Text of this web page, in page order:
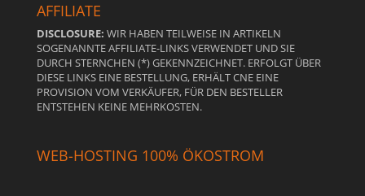
AFFILIATE
DISCLOSURE: WIR HABEN TEILWEISE IN ARTIKELN
SOGENANNTE AFFILIATE-LINKS VERWENDET UND SIE
DURCH STERNCHEN (*) GEKENNZEICHNET. ERFOLGT ÜBER
DIESE LINKS EINE BESTELLUNG, ERHÄLT CNE EINE
PROVISION VOM VERKÄUFER, FÜR DEN BESTELLER
ENTSTEHEN KEINE MEHRKOSTEN.
WEB-HOSTING 100% ÖKOSTROM